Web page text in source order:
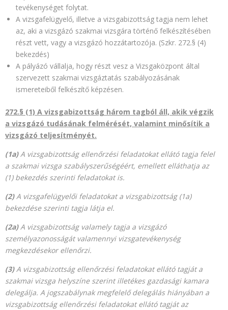
tevékenységet folytat.
A vizsgafelügyelő, illetve a vizsgabizottság tagja nem lehet
az, aki a vizsgázó szakmai vizsgára történő felkészítésében
részt vett, vagy a vizsgázó hozzátartozója. (Szkr. 272.§ (4)
bekezdés)
A pályázó vállalja, hogy részt vesz a Vizsgaközpont által
szervezett szakmai vizsgáztatás szabályozásának
ismereteiből felkészítő képzésen.
272.§ (1) A vizsgabizottság három tagból áll, akik végzik
a vizsgázó tudásának felmérését, valamint minősítik a
vizsgázó teljesítményét.
(1a)A vizsgabizottság ellenőrzési feladatokat ellátó tagja felel
a szakmai vizsga szabályszerűségéért, emellett elláthatja az
(1) bekezdés szerinti feladatokat is.
(2)A vizsgafelügyelői feladatokat a vizsgabizottság (1a)
bekezdése szerinti tagja látja el.
(2a)A vizsgabizottság valamely tagja a vizsgázó
személyazonosságát valamennyi vizsgatevékenység
megkezdésekor ellenőrzi.
(3)A vizsgabizottság ellenőrzési feladatokat ellátó tagját a
szakmai vizsga helyszíne szerint illetékes gazdasági kamara
delegálja. A jogszabálynak megfelelő delegálás hiányában a
vizsgabizottság ellenőrzési feladatokat ellátó tagját az